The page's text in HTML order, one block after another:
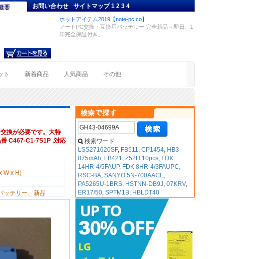
お問い合わせ サイトマップ 1234
ホットアイテム2019【note-pc.co】
ノートPC交換・互換用バッテリー 完全新品～即日、1
年完全保証付き。
ト 新着商品 人気商品 その他
換が必要です。大特
C467-C1-7S1P ,対応
W x H)
ッテリー、新品
検索ワード
LSS271620SF, FB511,CP1454, HB3-
875mAh, FB421,Z52H 10pcs, FDK
14HR-4/5FAUP, FDK 8HR-4/3FAUPC,
RSC-BA,SANYO 5N-700AACL,
PA5265U-1BRS, HSTNN-DB9J,07KRV,
ER17/50,SPTM1B, HBLDT40